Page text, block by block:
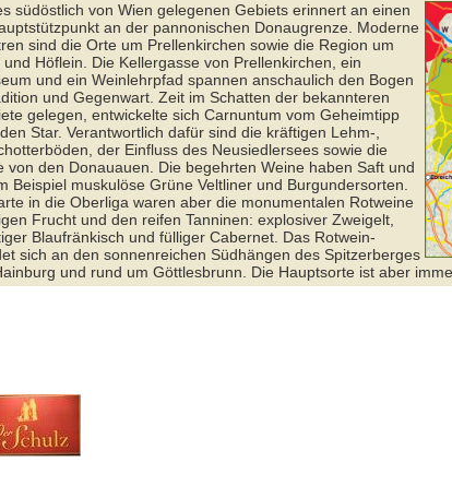
südöstlich von Wien gelegenen Gebiets erinnert an einen
an der pannonischen Donaugrenze. Moderne
sind die Orte um Prellenkirchen sowie die Region um
Höflein. Die Kellergasse von Prellenkirchen, ein
und ein Weinlehrpfad spannen anschaulich den Bogen
und Gegenwart. Zeit im Schatten der bekannteren
gelegen, entwickelte sich Carnuntum vom Geheimtipp
Star. Verantwortlich dafür sind die kräftigen Lehm-,
der Einfluss des Neusiedlersees sowie die
von den Donauauen. Die begehrten Weine haben Saft und
Beispiel muskulöse Grüne Veltliner und Burgundersorten.
in die Oberliga waren aber die monumentalen Rotweine
Frucht und den reifen Tanninen: explosiver Zweigelt,
Blaufränkisch und fülliger Cabernet. Das Rotwein-
sich an den sonnenreichen Südhängen des Spitzerberges
und rund um Göttlesbrunn. Die Hauptsorte ist aber